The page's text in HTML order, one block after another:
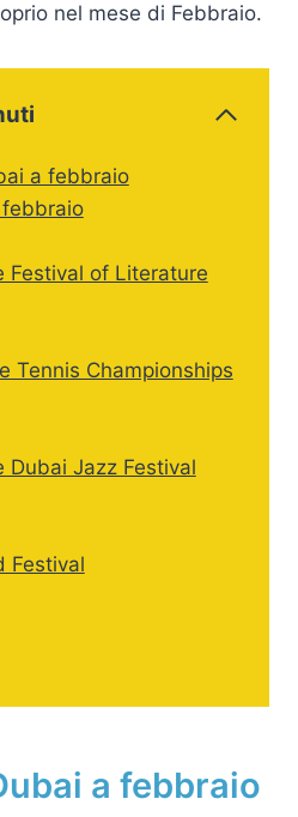
nel mese di Febbraio.
a febbraio
Festival of Literature
Tennis Championships
Dubai Jazz Festival
Festival
a febbraio